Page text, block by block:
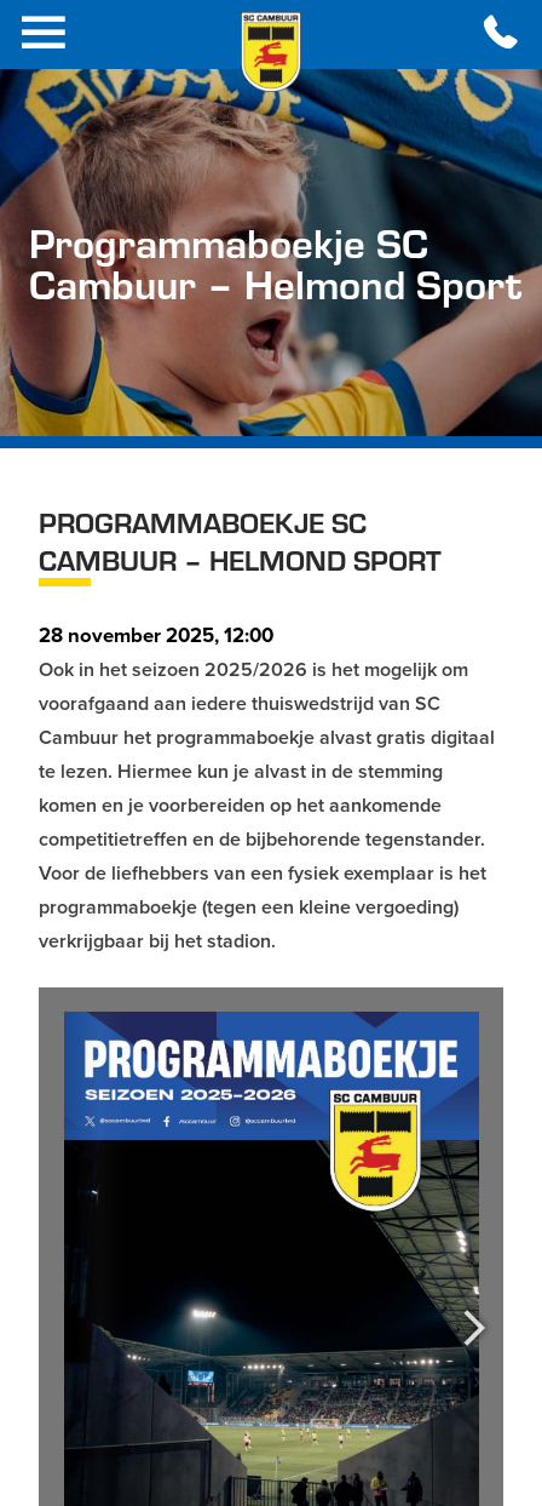
Programmaboekje SC
Cambuur – Helmond Sport
PROGRAMMABOEKJE SC
CAMBUUR – HELMOND SPORT
28 november 2025, 12:00
Ook in het seizoen 2025/2026 is het mogelijk om
voorafgaand aan iedere thuiswedstrijd van SC
Cambuur het programmaboekje alvast gratis digitaal
te lezen. Hiermee kun je alvast in de stemming
komen en je voorbereiden op het aankomende
competitietreffen en de bijbehorende tegenstander.
Voor de liefhebbers van een fysiek exemplaar is het
programmaboekje (tegen een kleine vergoeding)
verkrijgbaar bij het stadion.